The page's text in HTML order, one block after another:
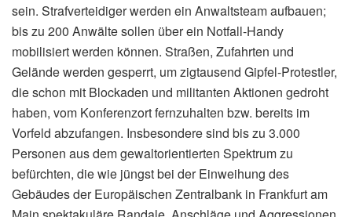
sein. Strafverteidiger werden ein Anwaltsteam aufbauen;
bis zu 200 Anwälte sollen über ein Notfall-Handy
mobilisiert werden können. Straßen, Zufahrten und
Gelände werden gesperrt, um zigtausend Gipfel-Protestler,
die schon mit Blockaden und militanten Aktionen gedroht
haben, vom Konferenzort fernzuhalten bzw. bereits im
Vorfeld abzufangen. Insbesondere sind bis zu 3.000
Personen aus dem gewaltorientierten Spektrum zu
befürchten, die wie jüngst bei der Einweihung des
Gebäudes der Europäischen Zentralbank in Frankfurt am